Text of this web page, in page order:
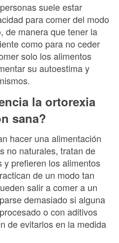
suele estar
para comer del modo
de manera que tener la
como para no ceder
solo los alimentos
su autoestima y
la ortorexia
sana?
hacer una alimentación
no naturales, tratan de
prefieren los alimentos
de un modo tan
salir a comer a un
demasiado si alguna
o con aditivos
de evitarlos en la medida